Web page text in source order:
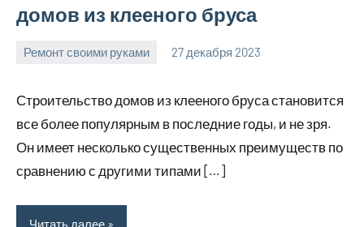
домов из клееного бруса
Ремонт своими руками 27 декабря 2023
Строительство домов из клееного бруса становится
все более популярным в последние годы, и не зря.
Он имеет несколько существенных преимуществ по
сравнению с другими типами […]
Читать далее